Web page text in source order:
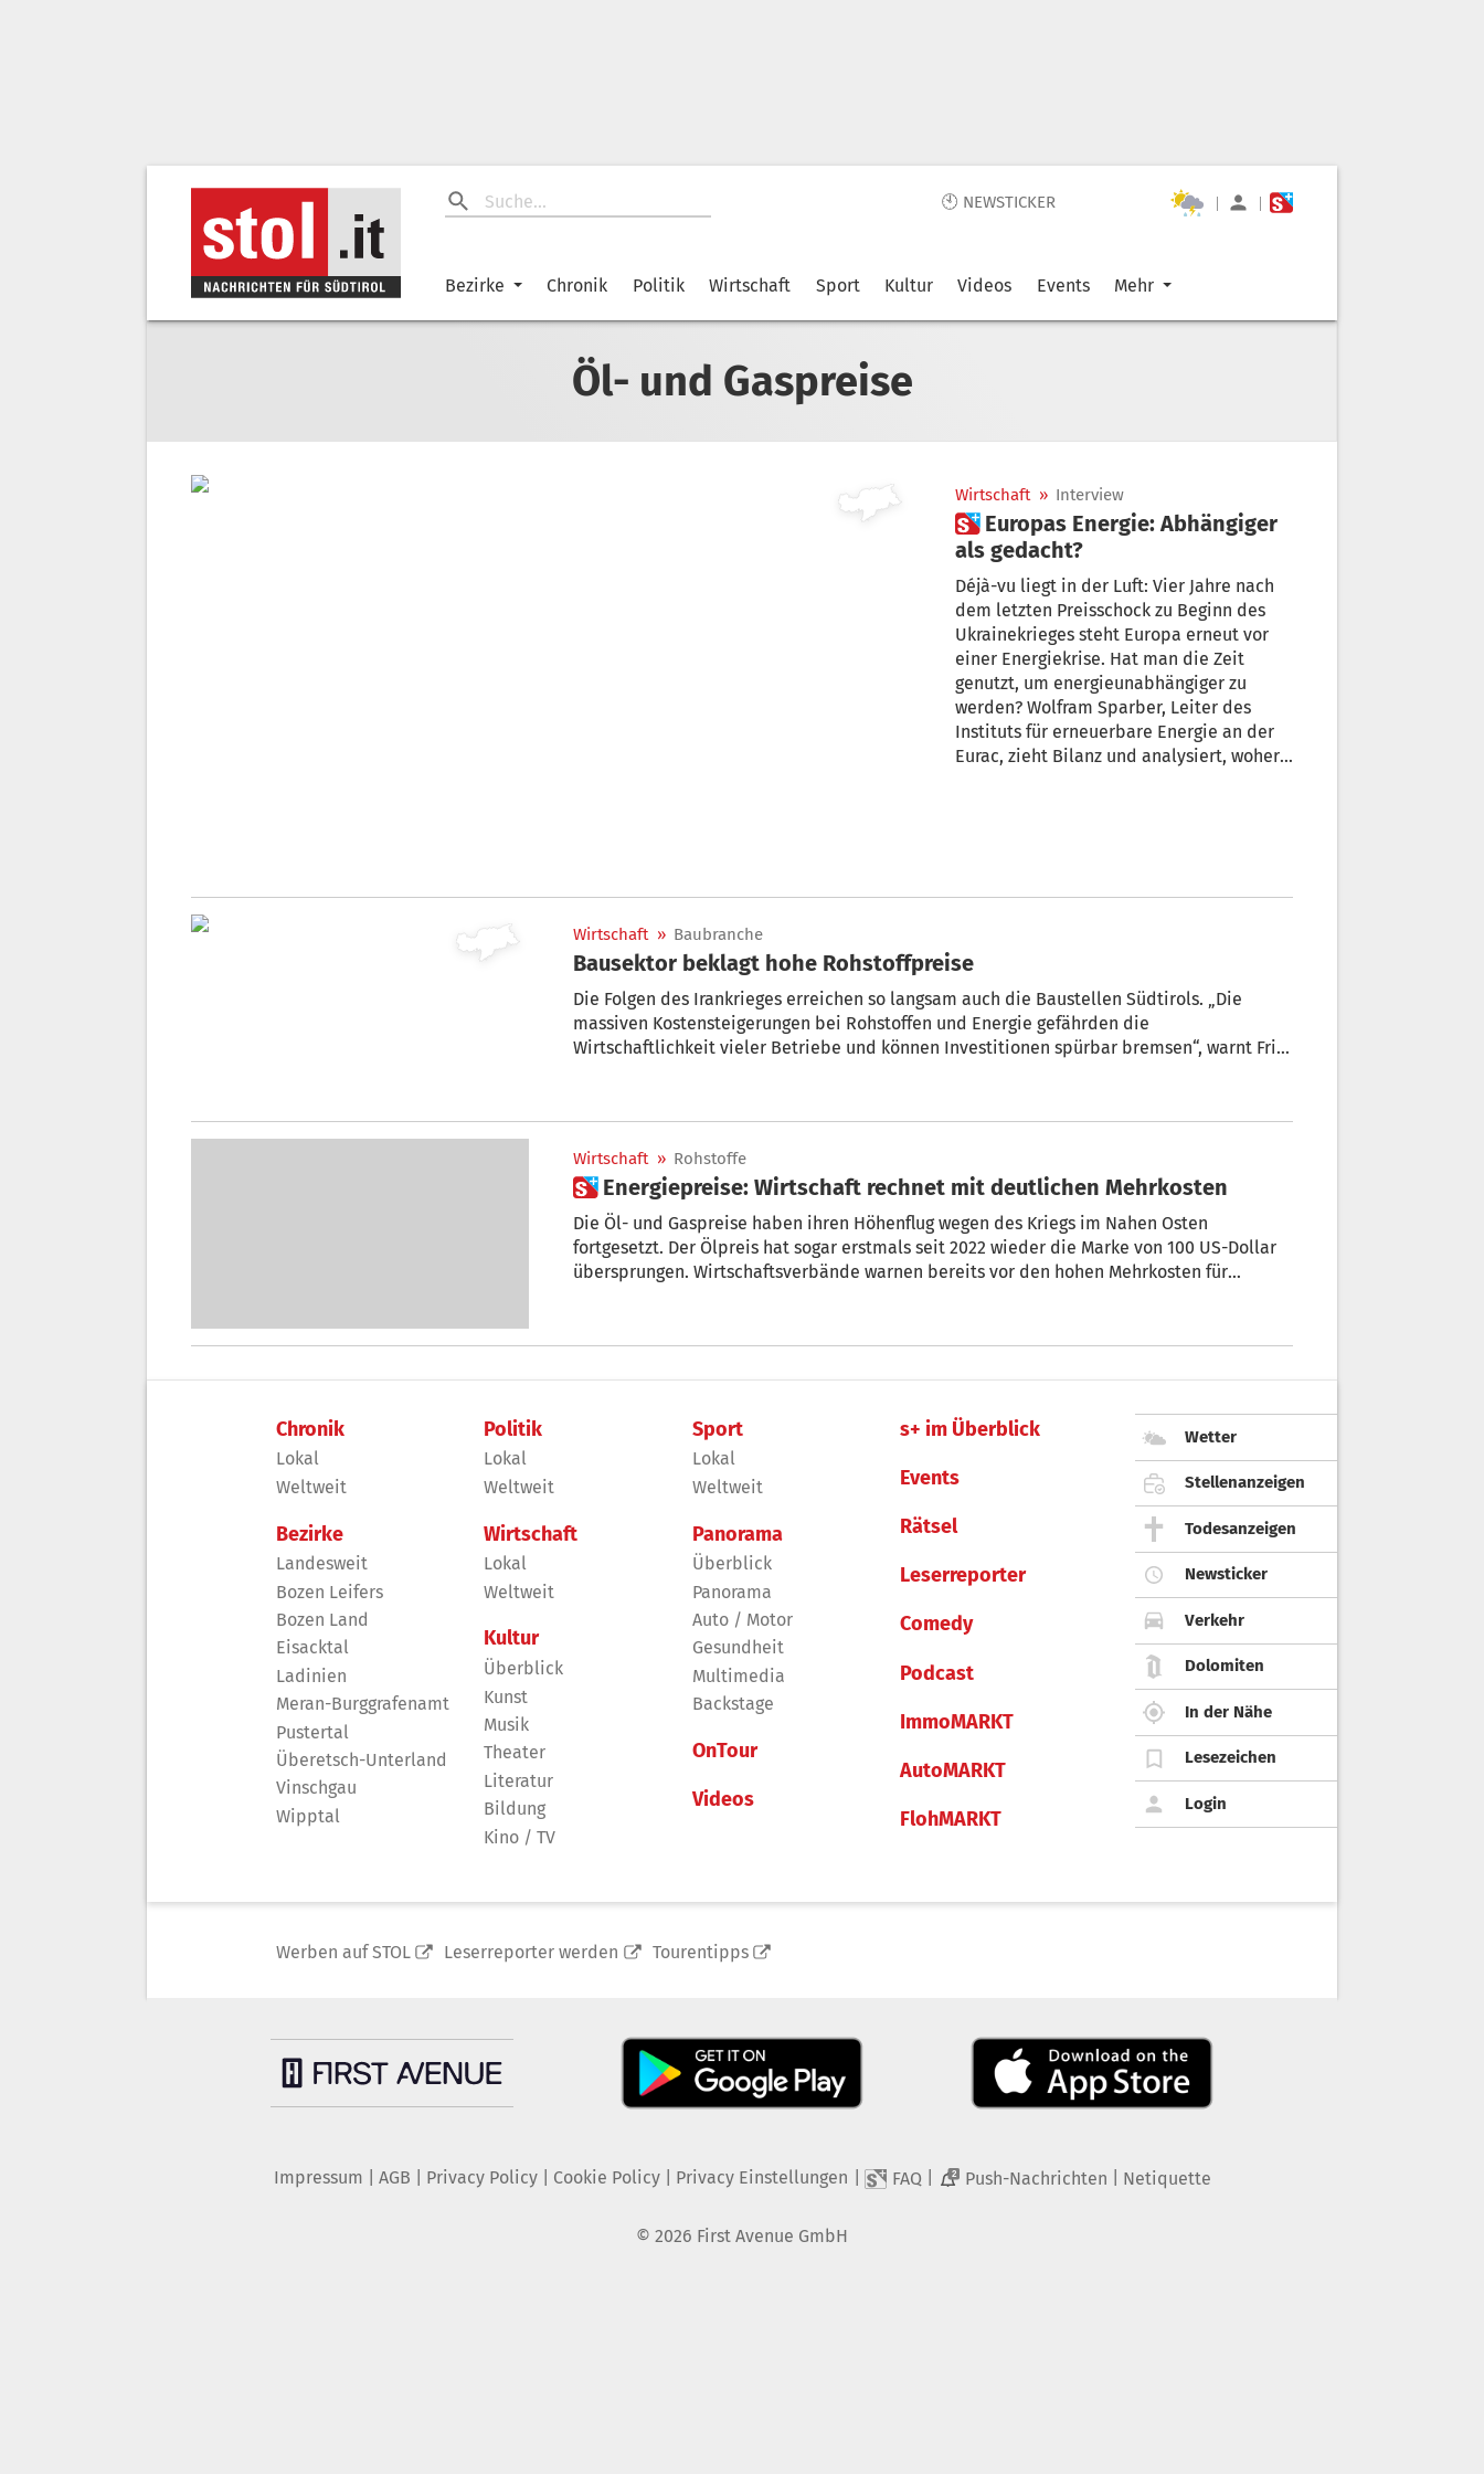
🕙 NEWSTICKER | |
Bezirke Chronik Politik Wirtschaft Sport Kultur Videos Events Mehr
Öl- und Gaspreise
Wirtschaft » Interview
 Europas Energie: Abhängiger
als gedacht?
Déjà-vu liegt in der Luft: Vier Jahre nach
dem letzten Preisschock zu Beginn des
Ukrainekrieges steht Europa erneut vor
einer Energiekrise. Hat man die Zeit
genutzt, um energieunabhängiger zu
werden? Wolfram Sparber, Leiter des
Instituts für erneuerbare Energie an der
Eurac, zieht Bilanz und analysiert, woher
Wirtschaft » Baubranche
Bausektor beklagt hohe Rohstoffpreise
Die Folgen des Irankrieges erreichen so langsam auch die Baustellen Südtirols. „Die
massiven Kostensteigerungen bei Rohstoffen und Energie gefährden die
Wirtschaftlichkeit vieler Betriebe und können Investitionen spürbar bremsen“, warnt Fritz
Wirtschaft » Rohstoffe
 Energiepreise: Wirtschaft rechnet mit deutlichen Mehrkosten
Die Öl- und Gaspreise haben ihren Höhenflug wegen des Kriegs im Nahen Osten
fortgesetzt. Der Ölpreis hat sogar erstmals seit 2022 wieder die Marke von 100 US-Dollar
übersprungen. Wirtschaftsverbände warnen bereits vor den hohen Mehrkosten für
Chronik
Lokal
Weltweit
Bezirke
Landesweit
Bozen Leifers
Bozen Land
Eisacktal
Ladinien
Meran-Burggrafenamt
Pustertal
Überetsch-Unterland
Vinschgau
Wipptal
Politik
Lokal
Weltweit
Wirtschaft
Lokal
Weltweit
Kultur
Überblick
Kunst
Musik
Theater
Literatur
Bildung
Kino / TV
Sport
Lokal
Weltweit
Panorama
Überblick
Panorama
Auto / Motor
Gesundheit
Multimedia
Backstage
OnTour
Videos
s+ im Überblick
Events
Rätsel
Leserreporter
Comedy
Podcast
ImmoMARKT
AutoMARKT
FlohMARKT
Wetter
Stellenanzeigen
Todesanzeigen
Newsticker
Verkehr
Dolomiten
In der Nähe
Lesezeichen
Login
Werben auf STOL Leserreporter werden Tourentipps
Impressum AGB Privacy Policy| Cookie Policy| Privacy Einstellungen FAQ 2 Push-Nachrichten Netiquette
© 2026 First Avenue GmbH